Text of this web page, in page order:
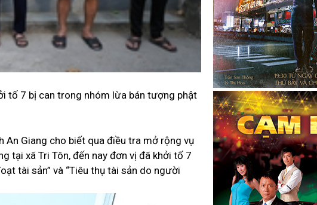
tố 7 bị can trong nhóm lừa bán tượng phật
An Giang cho biết qua điều tra mở rộng vụ
tại xã Tri Tôn, đến nay đơn vị đã khởi tố 7
tài sản” và “Tiêu thụ tài sản do người